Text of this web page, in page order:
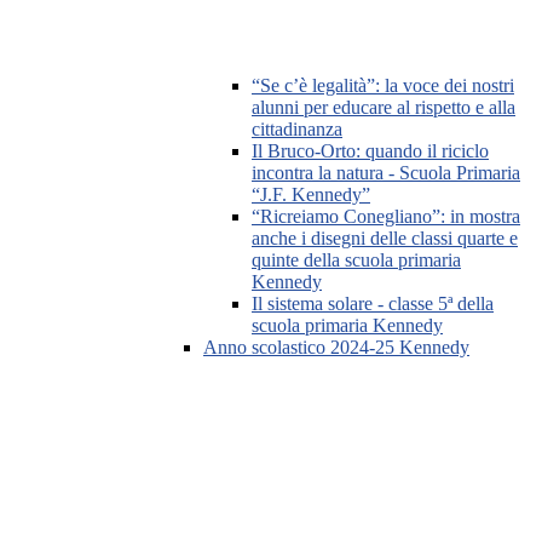
“Se c’è legalità”: la voce dei nostri
alunni per educare al rispetto e alla
cittadinanza
Il Bruco-Orto: quando il riciclo
incontra la natura - Scuola Primaria
“J.F. Kennedy”
“Ricreiamo Conegliano”: in mostra
anche i disegni delle classi quarte e
quinte della scuola primaria
Kennedy
Il sistema solare - classe 5ª della
scuola primaria Kennedy
Anno scolastico 2024-25 Kennedy